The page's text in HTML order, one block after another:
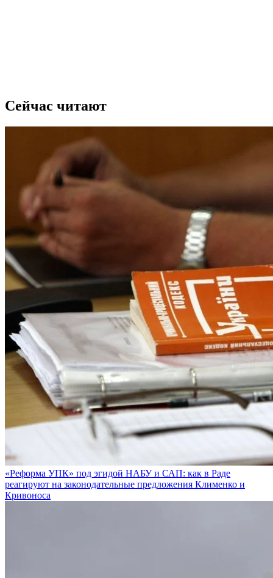
Сейчас читают
«Реформа УПК» под эгидой НАБУ и САП: как в Раде
реагируют на законодательные предложения Клименко и
Кривоноса